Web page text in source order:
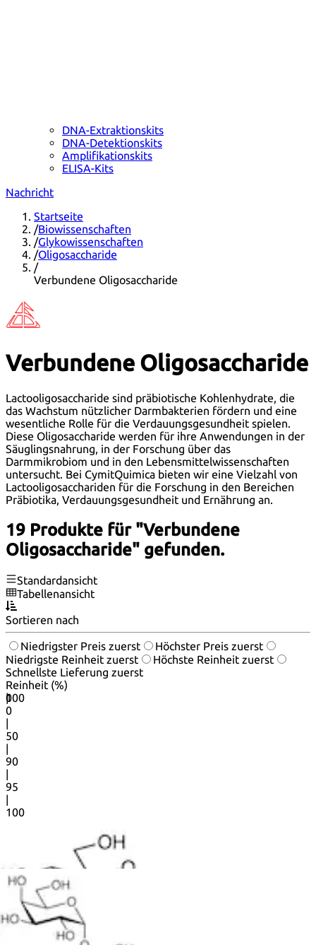
DNA-Extraktionskits
DNA-Detektionskits
Amplifikationskits
ELISA-Kits
Nachricht
Startseite
/Biowissenschaften
/Glykowissenschaften
/Oligosaccharide
/
Verbundene Oligosaccharide
Verbundene Oligosaccharide
Lactooligosaccharide sind präbiotische Kohlenhydrate, die
das Wachstum nützlicher Darmbakterien fördern und eine
wesentliche Rolle für die Verdauungsgesundheit spielen.
Diese Oligosaccharide werden für ihre Anwendungen in der
Säuglingsnahrung, in der Forschung über das
Darmmikrobiom und in den Lebensmittelwissenschaften
untersucht. Bei CymitQuimica bieten wir eine Vielzahl von
Lactooligosacchariden für die Forschung in den Bereichen
Präbiotika, Verdauungsgesundheit und Ernährung an.
19 Produkte für "Verbundene
Oligosaccharide" gefunden.
Standardansicht
Tabellenansicht
Sortieren nach
Niedrigster Preis zuerst
Höchster Preis zuerst
Niedrigste Reinheit zuerst
Höchste Reinheit zuerst
Schnellste Lieferung zuerst
Reinheit (%)
0
100
|
0
50
90
95
100